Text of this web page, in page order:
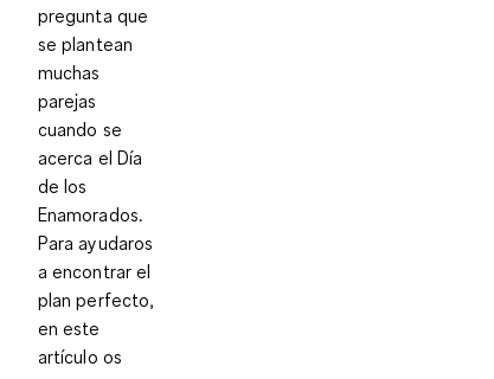
pregunta que
se plantean
muchas
parejas
cuando se
acerca el Día
de los
Enamorados.
Para ayudaros
a encontrar el
plan perfecto,
en este
artículo os